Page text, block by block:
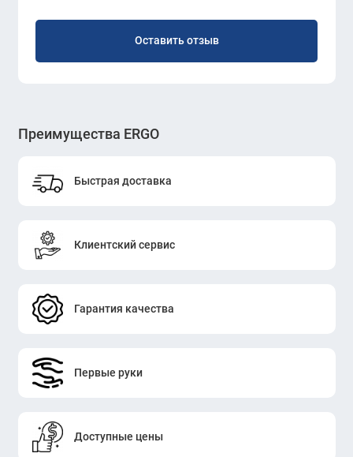
Оставить отзыв
Преимущества ERGO
Быстрая доставка
Клиентский сервис
Гарантия качества
Первые руки
Доступные цены